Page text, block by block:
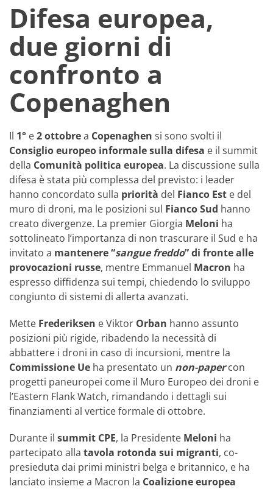
Difesa europea,
due giorni di
confronto a
Copenaghen
Il 1° e2 ottobrea Copenaghen si sono svolti il
Consiglio europeo informale sulla difesa e il summit
della Comunità politica europea. La discussione sulla
difesa è stata più complessa del previsto: i leader
hanno concordato sulla priorità del Fianco Est e del
muro di droni, ma le posizioni sul Fianco Sud hanno
creato divergenze. La premier Giorgia Meloni ha
sottolineato l’importanza di non trascurare il Sud e ha
invitato a mantenere “sangue freddo” di fronte alle
provocazioni russe, mentre Emmanuel Macron ha
espresso diffidenza sui tempi, chiedendo lo sviluppo
congiunto di sistemi di allerta avanzati.
Mette Frederiksen e Viktor Orban hanno assunto
posizioni più rigide, ribadendo la necessità di
abbattere i droni in caso di incursioni, mentre la
Commissione Ue ha presentato un non-papercon
progetti paneuropei come il Muro Europeo dei droni e
l’Eastern Flank Watch, rimandando i dettagli sui
finanziamenti al vertice formale di ottobre.
Durante il summit CPE, la Presidente Meloni ha
partecipato alla tavola rotonda sui migranti, co-
presieduta dai primi ministri belga e britannico, e ha
lanciato insieme a Macron la Coalizione europea